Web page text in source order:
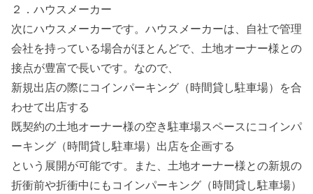
２．ハウスメーカー
次にハウスメーカーです。ハウスメーカーは、自社で管理
会社を持っている場合がほとんどで、土地オーナー様との
接点が豊富で長いです。なので、
新規出店の際にコインパーキング（時間貸し駐車場）を合
わせて出店する
既契約の土地オーナー様の空き駐車場スペースにコインパ
ーキング（時間貸し駐車場）出店を企画する
という展開が可能です。また、土地オーナー様との新規の
折衝前や折衝中にもコインパーキング（時間貸し駐車場）